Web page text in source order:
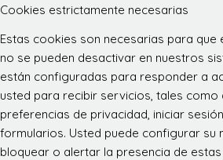
Cookies estrictamente necesarias
Estas cookies son necesarias para que
no se pueden desactivar en nuestros
están configuradas para responder a
usted para recibir servicios, tales como
preferencias de privacidad, iniciar
formularios. Usted puede configurar su
bloquear o alertar la presencia de